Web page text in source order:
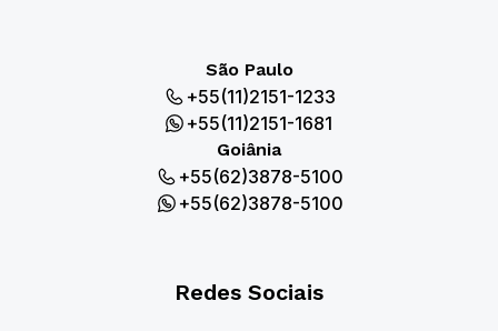
São Paulo
+55(11)2151-1233
+55(11)2151-1681
Goiânia
+55(62)3878-5100
+55(62)3878-5100
Redes Sociais